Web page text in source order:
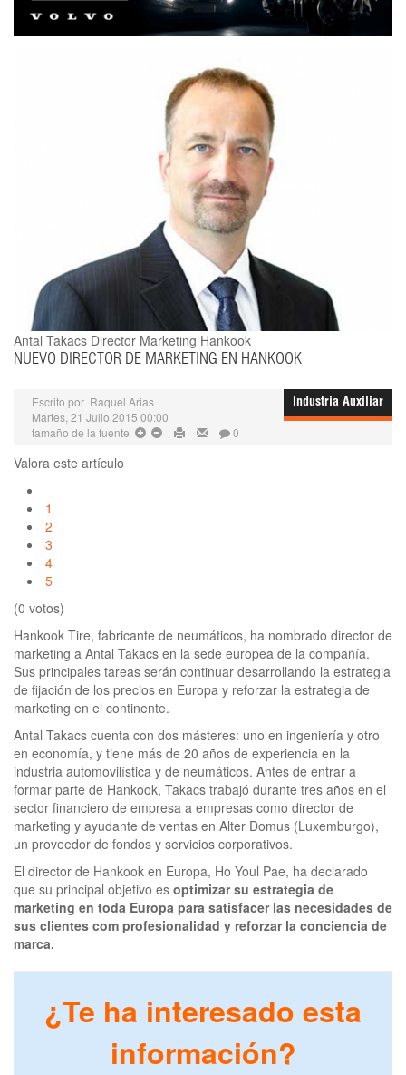
Antal Takacs Director Marketing Hankook
NUEVO DIRECTOR DE MARKETING EN HANKOOK
Industria Auxiliar
Escrito por Raquel Arias
Martes, 21 Julio 2015 00:00
tamaño de la fuente
0
Valora este artículo
1
2
3
4
5
(0 votos)
Hankook Tire, fabricante de neumáticos, ha nombrado director de
marketing a Antal Takacs en la sede europea de la compañía.
Sus principales tareas serán continuar desarrollando la estrategia
de fijación de los precios en Europa y reforzar la estrategia de
marketing en el continente.
Antal Takacs cuenta con dos másteres: uno en ingeniería y otro
en economía, y tiene más de 20 años de experiencia en la
industria automovilística y de neumáticos. Antes de entrar a
formar parte de Hankook, Takacs trabajó durante tres años en el
sector financiero de empresa a empresas como director de
marketing y ayudante de ventas en Alter Domus (Luxemburgo),
un proveedor de fondos y servicios corporativos.
El director de Hankook en Europa, Ho Youl Pae, ha declarado
que su principal objetivo es optimizar su estrategia de
marketing en toda Europa para satisfacer las necesidades de
sus clientes com profesionalidad y reforzar la conciencia de
marca.
¿Te ha interesado esta
información?